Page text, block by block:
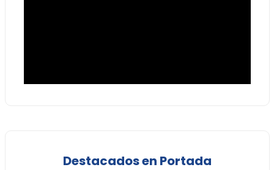
Destacados en Portada